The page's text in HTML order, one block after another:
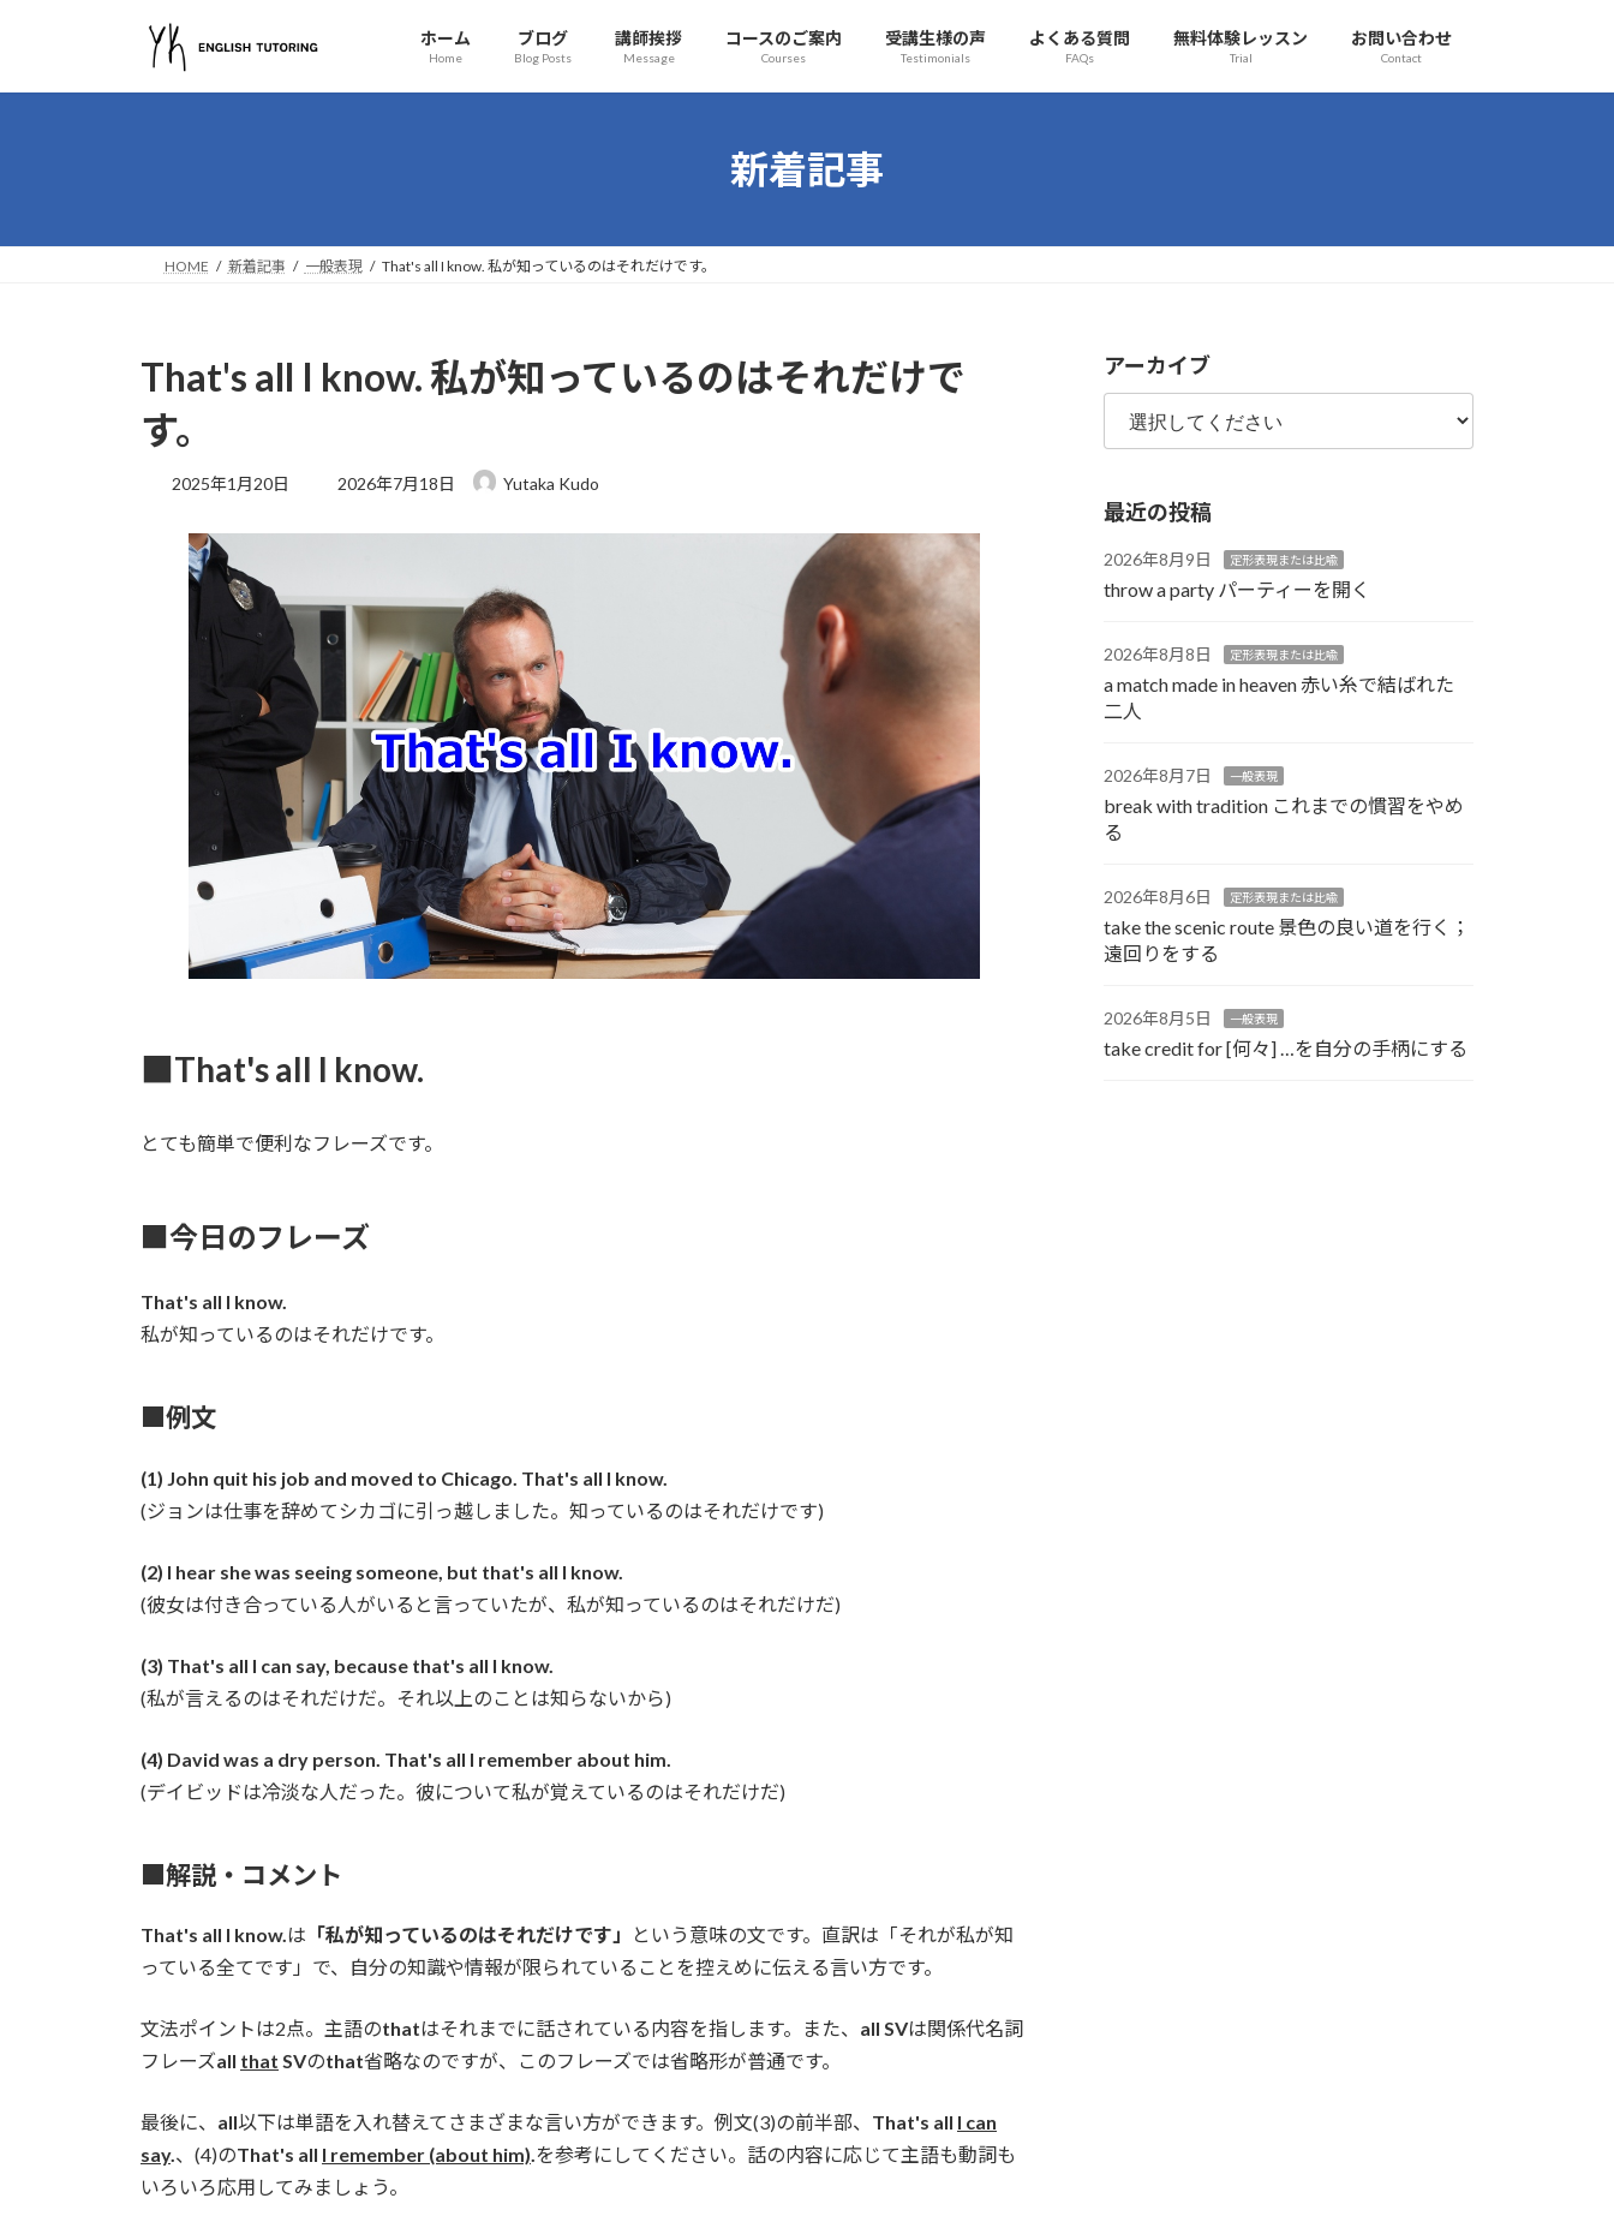
ン
ッ
ー
移
ホーム
Home
ブログ
Blog Posts
講師挨拶
Message
コースのご案内
Courses
受講生様の声
Testimonials
よくある質問
FAQs
無料体験レッスン
Trial
お問い合わせ
Contact
新着記事
HOME 新着記事 一般表現 That's all I know. 私が知っているのはそれだけです。
That's all I know. 私が知っているのはそれだけで
す。
2025年1月20日
最
2026年7月18日 Yutaka Kudo
■That's all I know.
とても簡単で便利なフレーズです。
■今日のフレーズ
That's all I know.
私が知っているのはそれだけです。
■例文
(1) John quit his job and moved to Chicago. That's all I know.
(ジョンは仕事を辞めてシカゴに引っ越しました。知っているのはそれだけです)
(2) I hear she was seeing someone, but that's all I know.
(彼女は付き合っている人がいると言っていたが、私が知っているのはそれだけだ)
(3) That's all I can say, because that's all I know.
(私が言えるのはそれだけだ。それ以上のことは知らないから)
(4) David was a dry person. That's all I remember about him.
(デイビッドは冷淡な人だった。彼について私が覚えているのはそれだけだ)
■解説・コメント
That's all I know.は 「私が知っているのはそれだけです」
という意味の文です。直訳は「それが私が知
っている全てです」で、自分の知識や情報が限られていることを控えめに伝える言い方です。
文法ポイントは2点。主語のthatはそれまでに話されている内容を指します。また、 all SVは関係代名詞
フレーズall that SVのthat省略なのですが、このフレーズでは省略形が普通です。
最後に、 all以下は単語を入れ替えてさまざまな言い方ができます。例文(3)の前半部、 That's all I can
say.、(4)のThat's all I remember (about him).を参考にしてください。話の内容に応じて主語も動詞も
いろいろ応用してみましょう。
アーカイブ
最近の投稿
2026年8月9日 定形表現または比喩
throw a party パーティーを開く
2026年8月8日 定形表現または比喩
a match made in heaven 赤い糸で結ばれた
二人
2026年8月7日 一般表現
break with tradition これまでの慣習をやめ
る
2026年8月6日 定形表現または比喩
take the scenic route 景色の良い道を行く；
遠回りをする
2026年8月5日 一般表現
take credit for [何々] …を自分の手柄にする